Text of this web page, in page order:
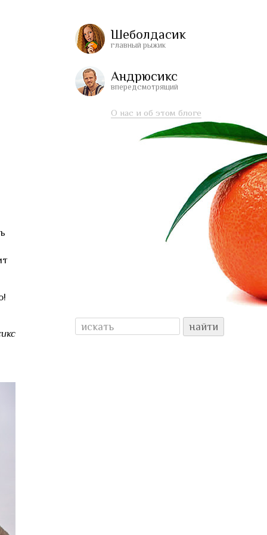
Шеболдасик
главный рыжик
Андрюсикс
впередсмотрящий
О нас и об этом блоге